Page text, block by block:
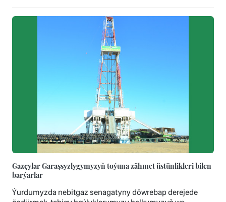
Gazçylar Garaşsyzlygymyzyň toýuna zähmet üstünlikleri bilen
barýarlar
Ýurdumyzda nebitgaz senagatyny döwrebap derejede